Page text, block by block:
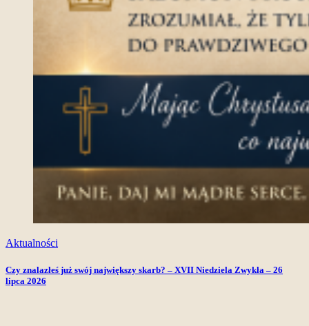
Aktualności
Czy znalazłeś już swój największy skarb? – XVII Niedziela Zwykła – 26
lipca 2026